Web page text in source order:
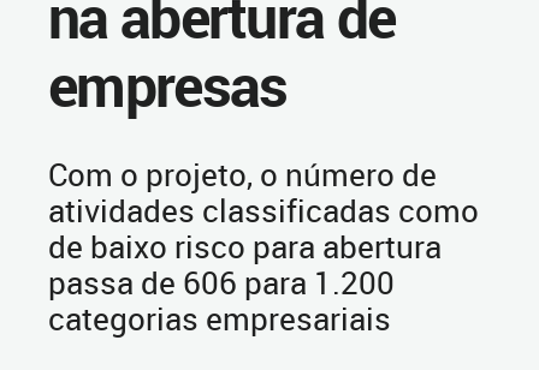
na abertura de
empresas
Com o projeto, o número de
atividades classificadas como
de baixo risco para abertura
passa de 606 para 1.200
categorias empresariais